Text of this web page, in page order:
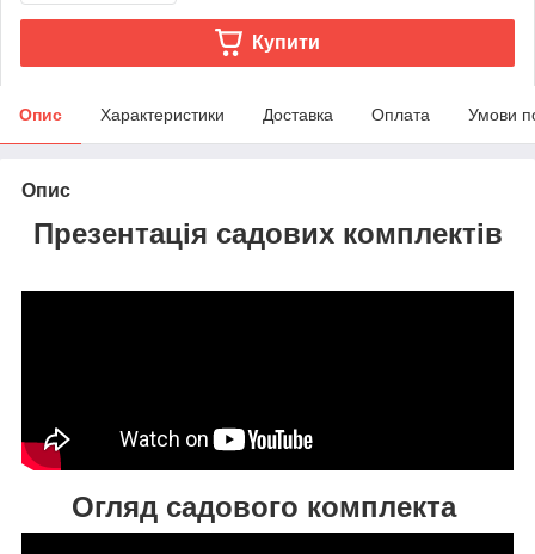
Купити
Опис Характеристики Доставка Оплата Умови
Опис
Презентація садових комплектів
Огляд садового комплекта